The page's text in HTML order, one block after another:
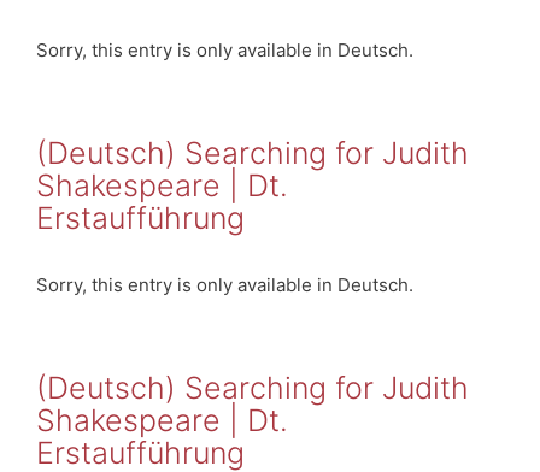
Sorry, this entry is only available in Deutsch.
(Deutsch) Searching for Judith
Shakespeare | Dt.
Erstaufführung
Sorry, this entry is only available in Deutsch.
(Deutsch) Searching for Judith
Shakespeare | Dt.
Erstaufführung